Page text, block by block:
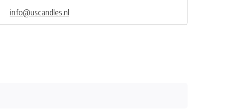
info@uscandles.nl